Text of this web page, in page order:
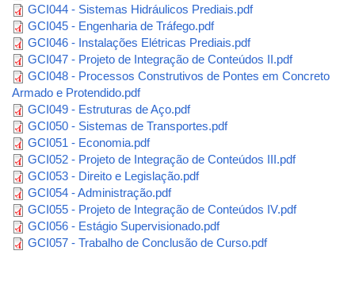
GCI044 - Sistemas Hidráulicos Prediais.pdf
GCI045 - Engenharia de Tráfego.pdf
GCI046 - Instalações Elétricas Prediais.pdf
GCI047 - Projeto de Integração de Conteúdos II.pdf
GCI048 - Processos Construtivos de Pontes em Concreto
Armado e Protendido.pdf
GCI049 - Estruturas de Aço.pdf
GCI050 - Sistemas de Transportes.pdf
GCI051 - Economia.pdf
GCI052 - Projeto de Integração de Conteúdos III.pdf
GCI053 - Direito e Legislação.pdf
GCI054 - Administração.pdf
GCI055 - Projeto de Integração de Conteúdos IV.pdf
GCI056 - Estágio Supervisionado.pdf
GCI057 - Trabalho de Conclusão de Curso.pdf